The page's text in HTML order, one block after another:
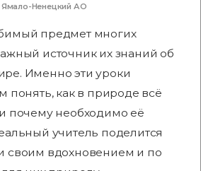
Ямало-Ненецкий АО
предмет многих
источник их знаний об
Именно эти уроки
понять, как в природе всё
почему необходимо её
учитель поделится
своим вдохновением и по